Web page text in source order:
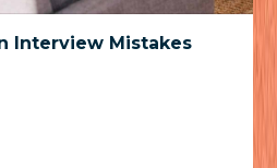
Interview Mistakes